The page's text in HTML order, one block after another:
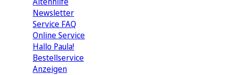
Newsletter
Service FAQ
Online Service
Hallo Paula!
Bestellservice
Anzeigen